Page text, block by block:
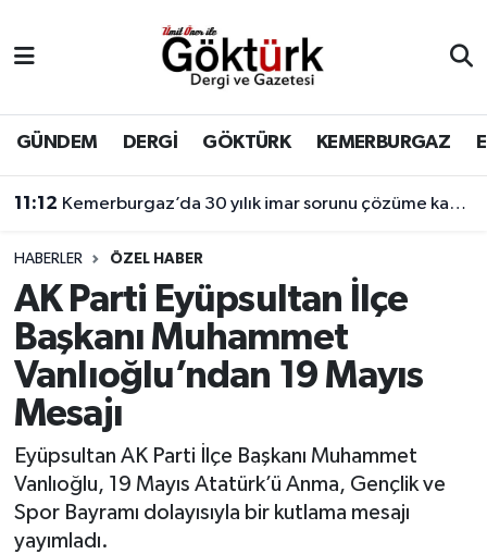
GÜNDEM DERGİ GÖKTÜRK KEMERBURGAZ
11:12 Kemerburgaz’da 30 yılık imar sorunu çözüme kavuşuyor
HABERLER ÖZEL HABER
AK Parti Eyüpsultan İlçe
Başkanı Muhammet
Vanlıoğlu’ndan 19 Mayıs
Mesajı
Eyüpsultan AK Parti İlçe Başkanı Muhammet
Vanlıoğlu, 19 Mayıs Atatürk’ü Anma, Gençlik ve
Spor Bayramı dolayısıyla bir kutlama mesajı
yayımladı.
BİLİM
DERGİ
DÜNYA
EĞİTİM
EKONOMİ
GÖKTÜRK
KEMERBURGAZ
Eyüpsultan Hava Durumu
Eyüpsultan Trafik Yoğunluk Haritası
Süper Lig Puan Durumu ve Fikstür
Tüm Manşetler
Son Dakika Haberleri
Haber Arşivi